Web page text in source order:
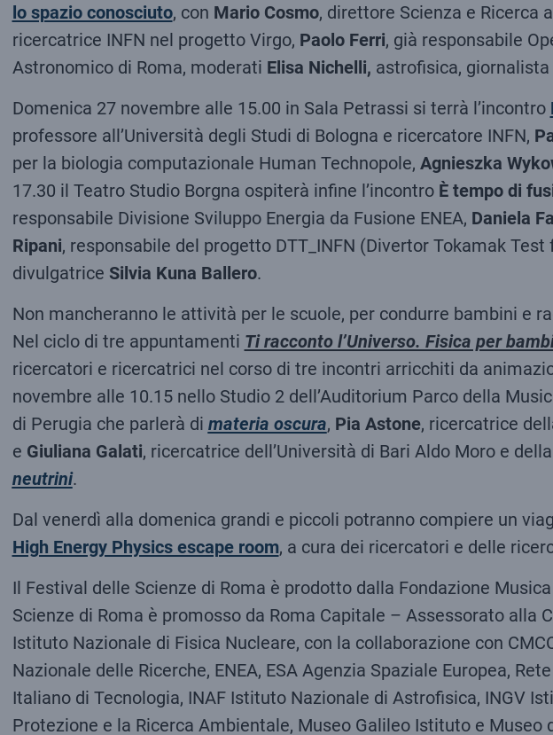
lo spazio conosciuto, con Mario Cosmo, direttore Scienza e Ricerca
ricercatrice INFN nel progetto Virgo, Paolo Ferri, già responsabile
Astronomico di Roma, moderati Elisa Nichelli, astrofisica,
Domenica 27 novembre alle 15.00 in Sala Petrassi si terrà l’incontro
professore all’Università degli Studi di Bologna e ricercatore INFN,
per la biologia computazionale Human Technopole, Agnieszka
17.30 il Teatro Studio Borgna ospiterà infine l’incontro È tempo di
responsabile Divisione Sviluppo Energia da Fusione ENEA, Daniela
Ripani, responsabile del progetto DTT_INFN (Divertor Tokamak
divulgatrice Silvia Kuna Ballero.
Non mancheranno le attività per le scuole, per condurre bambini e
Nel ciclo di tre appuntamenti Ti racconto l’Universo. Fisica per
ricercatori e ricercatrici nel corso di tre incontri arricchiti da
novembre alle 10.15 nello Studio 2 dell’Auditorium Parco della
di Perugia che parlerà di materia oscura, Pia Astone, ricercatrice
e Giuliana Galati, ricercatrice dell’Università di Bari Aldo Moro e
neutrini.
Dal venerdì alla domenica grandi e piccoli potranno compiere un
High Energy Physics escape room, a cura dei ricercatori e delle
Il Festival delle Scienze di Roma è prodotto dalla Fondazione
Scienze di Roma è promosso da Roma Capitale – Assessorato
Istituto Nazionale di Fisica Nucleare, con la collaborazione con
Nazionale delle Ricerche, ENEA, ESA Agenzia Spaziale Europea,
Italiano di Tecnologia, INAF Istituto Nazionale di Astrofisica, INGV
Protezione e la Ricerca Ambientale, Museo Galileo Istituto e